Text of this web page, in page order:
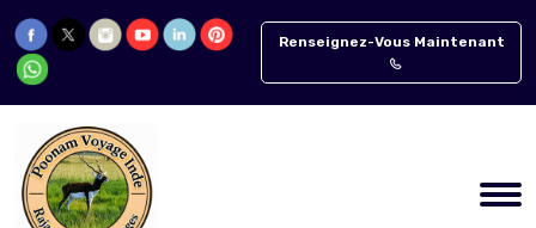
Renseignez-Vous Maintenant